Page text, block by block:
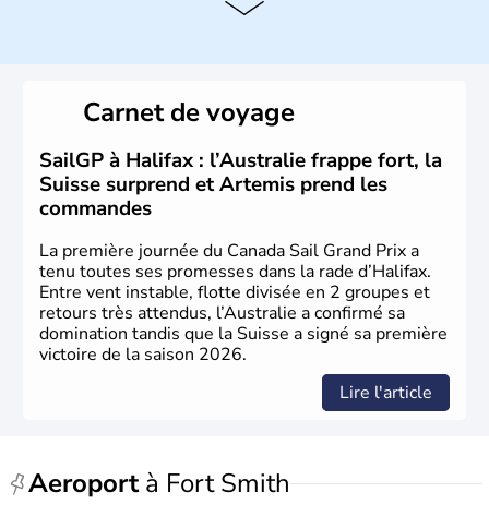
territoire de la ville de Québec, le Canada passe ensuite
sous le contrôle des Britanniques. L'indépendance du
pays a été obtenue au cours d'un long processus qui s'est
étalé de 1867 à 1982. Le peuple autochtone des Inuits,
aujourd'hui appelé Eskimos, n'est découvert qu'au début
du XXème siècle lors d'une expédition dans le Grand
Nord.
Carnet de voyage
SailGP à Halifax : l’Australie frappe fort, la
Suisse surprend et Artemis prend les
commandes
La première journée du Canada Sail Grand Prix a
tenu toutes ses promesses dans la rade d’Halifax.
Entre vent instable, flotte divisée en 2 groupes et
retours très attendus, l’Australie a confirmé sa
domination tandis que la Suisse a signé sa première
victoire de la saison 2026.
Lire l'article
Aeroportà Fort Smith